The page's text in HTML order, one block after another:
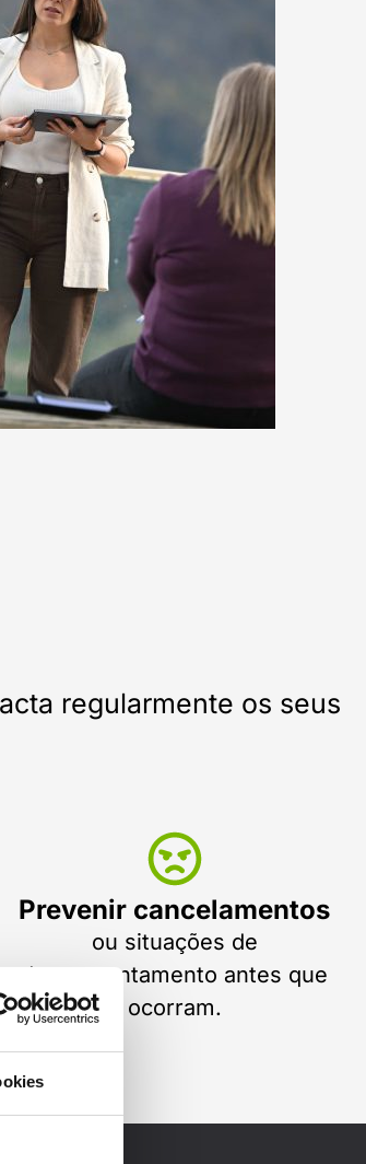
regularmente os seus
Prevenir cancelamentos
ou situações de
descontentamento antes que
ocorram.